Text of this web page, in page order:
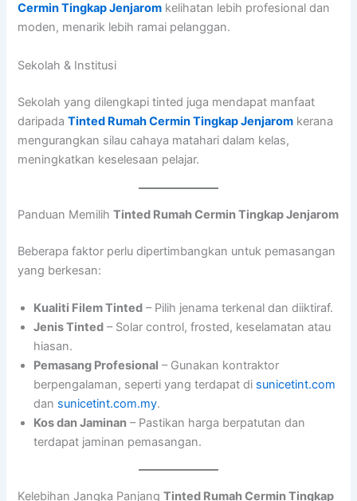
Cermin Tingkap Jenjarom kelihatan lebih profesional dan
moden, menarik lebih ramai pelanggan.
Sekolah & Institusi
Sekolah yang dilengkapi tinted juga mendapat manfaat
daripadaTinted Rumah Cermin Tingkap Jenjarom kerana
mengurangkan silau cahaya matahari dalam kelas,
meningkatkan keselesaan pelajar.
Panduan MemilihTinted Rumah Cermin Tingkap Jenjarom
Beberapa faktor perlu dipertimbangkan untuk pemasangan
yang berkesan:
Kualiti Filem Tinted – Pilih jenama terkenal dan diiktiraf.
Jenis Tinted – Solar control, frosted, keselamatan atau
hiasan.
Pemasang Profesional – Gunakan kontraktor
berpengalaman, seperti yang terdapat di sunicetint.com
dan sunicetint.com.my.
Kos dan Jaminan – Pastikan harga berpatutan dan
terdapat jaminan pemasangan.
Kelebihan Jangka PanjangTinted Rumah Cermin Tingkap